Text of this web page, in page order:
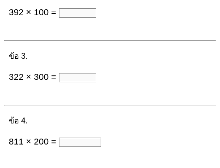
392 × 100 =
ข้อ 3.
322 × 300 =
ข้อ 4.
811 × 200 =